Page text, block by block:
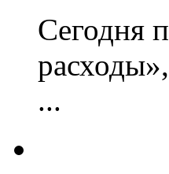
Сегодня
...